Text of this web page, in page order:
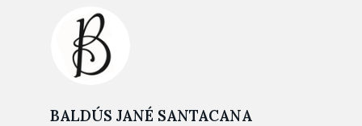
BALDÚS JANÉ SANTACANA